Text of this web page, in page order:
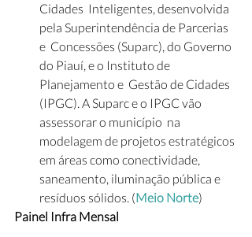
Cidades  Inteligentes, desenvolvida
pela Superintendência de Parcerias
e  Concessões (Suparc), do Governo
do Piauí, e o Instituto de
Planejamento e  Gestão de Cidades
(IPGC). A Suparc e o IPGC vão
assessorar o município  na
modelagem de projetos estratégicos
em áreas como conectividade,
saneamento, iluminação pública e
resíduos sólidos. (Meio Norte)
Painel Infra Mensal